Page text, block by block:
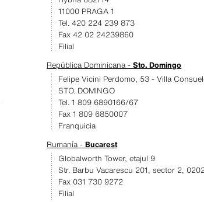
11000 PRAGA 1
Tel. 420 224 239 873
Fax 42 02 24239860
Filial
República Dominicana -Sto. Domingo
Felipe Vicini Perdomo, 53 - Villa
STO. DOMINGO
Tel. 1 809 6890166/67
Fax 1 809 6850007
Franquicia
Rumanía -Bucarest
Globalworth Tower, etajul 9
Str. Barbu Vacarescu 201, sector 2,
Fax 031 730 9272
Filial